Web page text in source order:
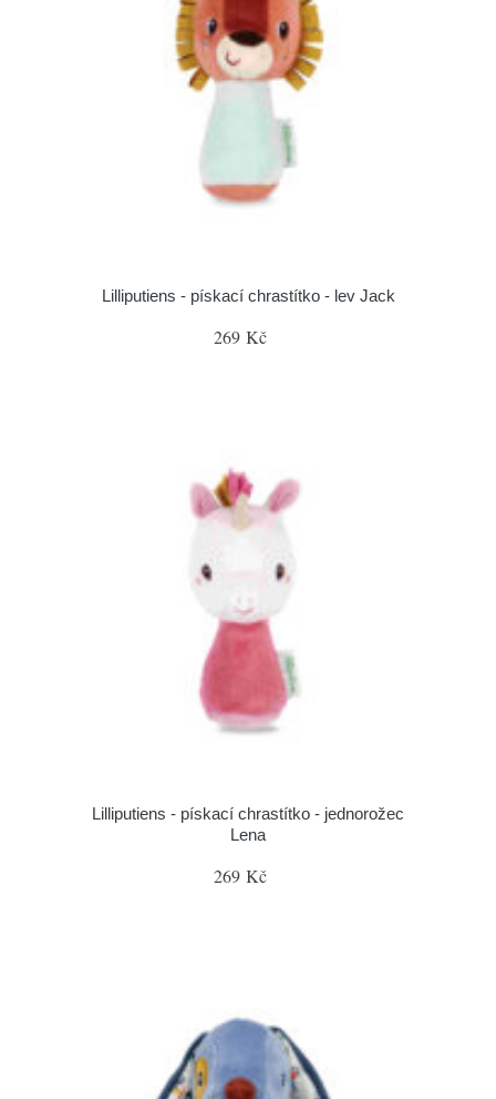
Lilliputiens - pískací chrastítko - lev Jack
269 Kč
Lilliputiens - pískací chrastítko - jednorožec
Lena
269 Kč